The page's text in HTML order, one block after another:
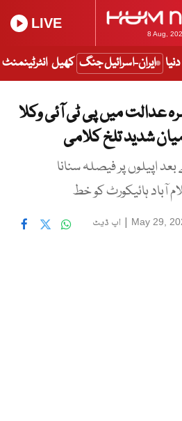
8 Aug,
LIVE
دنیا ایران-اسرائیل جنگ کھیل انٹرٹینمنٹ
عدالت میں پی ٹی آئی وکلا
شدید تلخ کلامی
اپیلوں پر فیصلہ سنانا
آباد ہائیکورٹ کو خط
May 29,
| اپ ڈیٹ